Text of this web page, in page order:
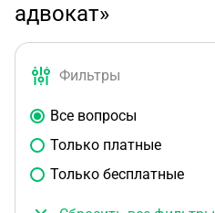
адвокат»
Фильтры
Все вопросы
Только платные
Только бесплатные